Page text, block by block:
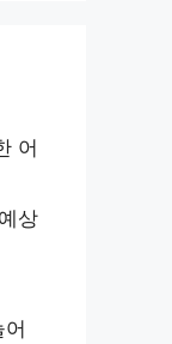
어
상